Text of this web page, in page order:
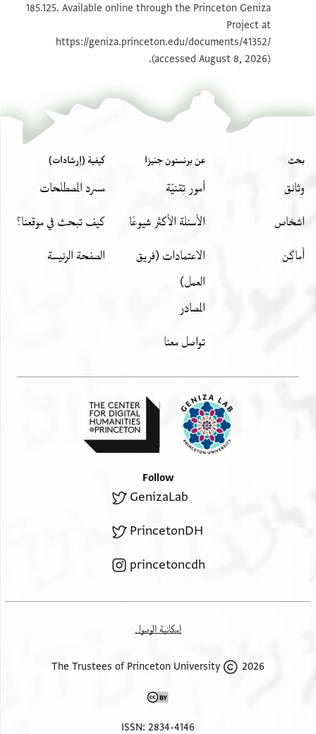
بيان أذونات الصورة
185.125. Available online through the Princeton Geniza
Project at
https://geniza.princeton.edu/documents/41352/
(accessed August 8, 2026).
بحث
وثائق
اشخاص
أَماكِن
عن برنستون جنيزا
أمور تِقنيّة
الأسئلة الأكثر شيوعًا
الاعتمادات (فريق
العمل)
المصادر
تواصل معنا
كيفية (إرشادات)
مسرد المصطلحات
كيف تبحث في موقعنا؟
الصفحة الرئيسة
Follow
GenizaLab
PrincetonDH
princetoncdh
إمكانية الوصول
2026 The Trustees of Princeton University
ISSN: 2834-4146